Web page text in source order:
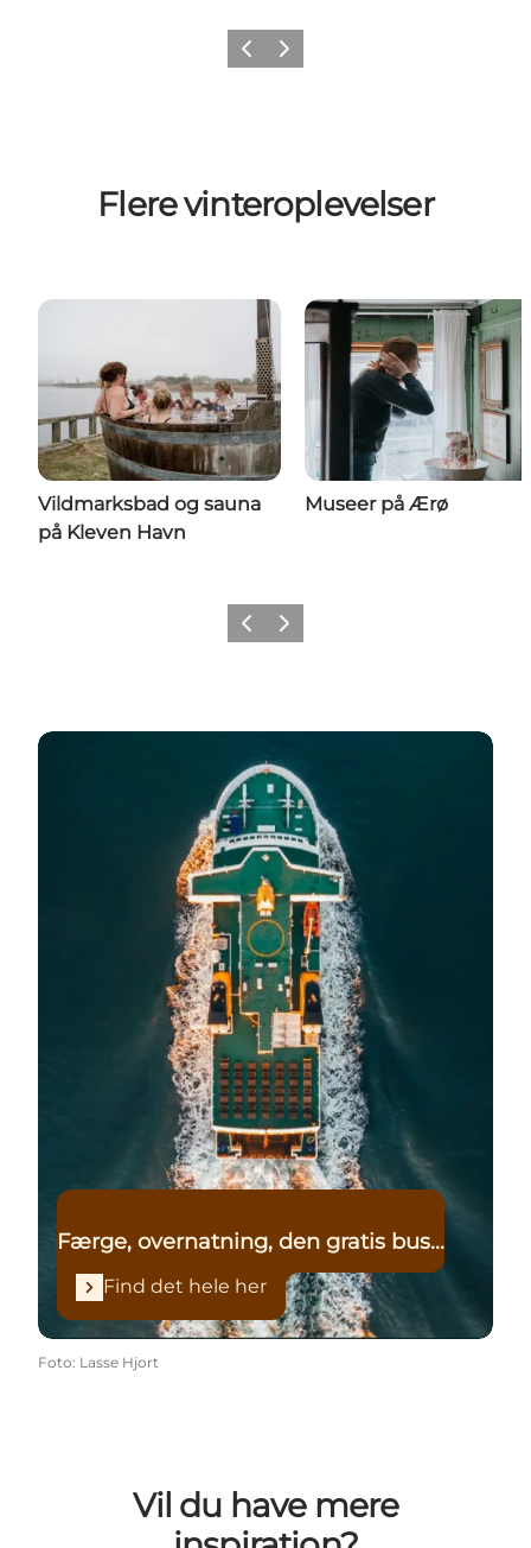
ForrigeNæste
Flere vinteroplevelser
Vildmarksbad og sauna
på Kleven Havn
Museer på Ærø
ForrigeNæste
Find det hele her
Færge, overnatning, den gratis bus...
Find det hele her
Foto: Lasse Hjort
Vil du have mere